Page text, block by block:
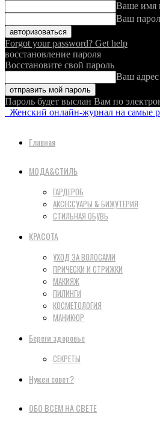
Ваше имя
Ваш
Forgot your password? Get help
восстановление пароля
Восстановите свой пароль
Ваш
Пароль будет выслан Вам по
Женский онлайн-журнал на самые
Главная
МОДА&СТИЛЬ
ГАРДЕРОБ
АКСЕССУАРЫ & БИЖУТЕРИЯ
СТИЛЬНАЯ ОБУВЬ
КРАСОТА
УХОД ЗА ВОЛОСАМИ
ПРИЧЕСКИ И СТРИЖКИ
МАКИЯЖ
ПИЛИНГИ
КОСМЕТОЛОГИЯ
МАНИКЮР
Береги здоровье
СЕКРЕТЫ
Нужен совет?
ОБО ВСЕМ НА СВЕТЕ